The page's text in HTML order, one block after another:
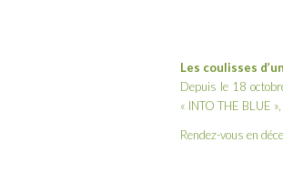
Les coulisses
Depuis le 18
« INTO THE BLUE
Rendez-vous en